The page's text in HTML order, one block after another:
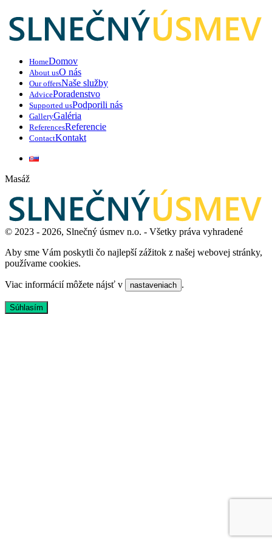
HomeDomov
About usO nás
Our offersNaše služby
AdvicePoradenstvo
Supported usPodporili nás
GalleryGaléria
ReferencesReferencie
ContactKontakt
Masáž
© 2023 - 2026, Slnečný úsmev n.o. - Všetky práva vyhradené
Aby sme Vám poskytli čo najlepší zážitok z našej webovej stránky,
používame cookies.
Viac informácií môžete nájsť v nastaveniach .
Súhlasím